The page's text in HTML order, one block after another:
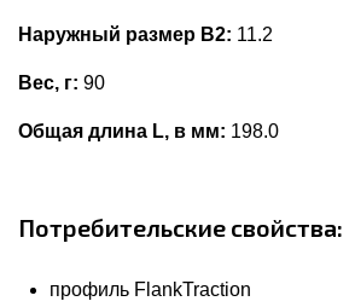
Наружный размер В2: 11.2
Вес, г: 90
Общая длина L, в мм: 198.0
Потребительские свойства:
профиль FlankTraction